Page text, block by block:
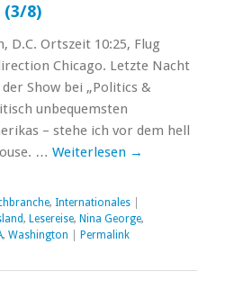
(3/8)
D.C. Ortszeit ‪10:25, Flug
Chicago. Letzte Nacht
Show bei „Politics &
unbequemsten
– stehe ich vor dem hell
… Weiterlesen →
, Internationales
, Lesereise, Nina George,
, Washington Permalink